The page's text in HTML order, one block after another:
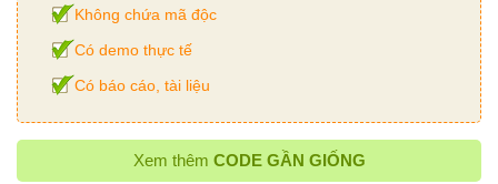
Không chứa mã độc
Có demo thực tế
Có báo cáo, tài liệu
Xem thêm CODE GẦN GIỐNG